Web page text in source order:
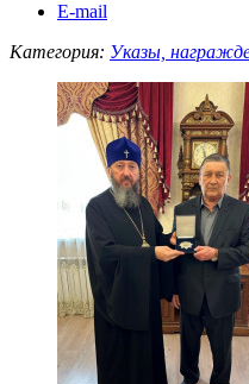
E-mail
Категория: Указы,